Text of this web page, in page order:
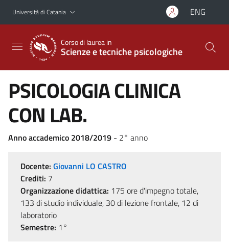
Vai al contenuto principale
Vai al menu di navigazione
Università di Catania ENG
Corso di laurea in
Scienze e tecniche psicologiche
PSICOLOGIA CLINICA
CON LAB.
Anno accademico 2018/2019 - 2° anno
Docente: Giovanni LO CASTRO
Crediti: 7
Organizzazione didattica: 175 ore d'impegno totale,
133 di studio individuale, 30 di lezione frontale, 12 di
laboratorio
Semestre: 1°